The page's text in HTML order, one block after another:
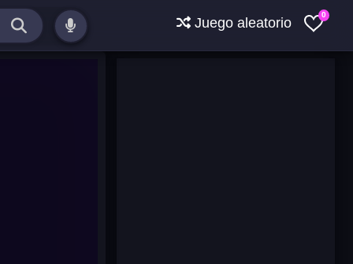
0
Juego aleatorio